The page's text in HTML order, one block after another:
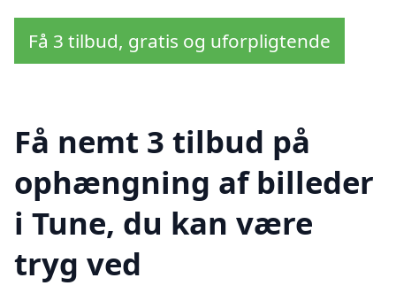
Få 3 tilbud, gratis og uforpligtende
Få nemt 3 tilbud på
ophængning af billeder
i Tune, du kan være
tryg ved